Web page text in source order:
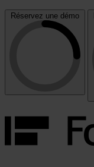
Réservez une démo